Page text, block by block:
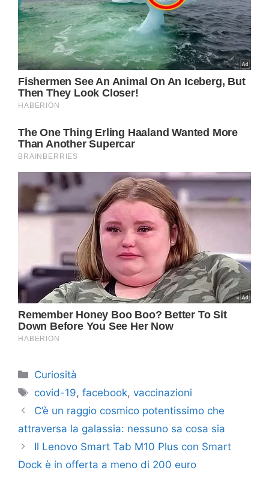
Categorie
Curiosità
Tag
covid-19,facebook,vaccinazioni
C’è un raggio cosmico potentissimo che
attraversa la galassia: nessuno sa cosa sia
Il Lenovo Smart Tab M10 Plus con Smart
Dock è in offerta a meno di 200 euro